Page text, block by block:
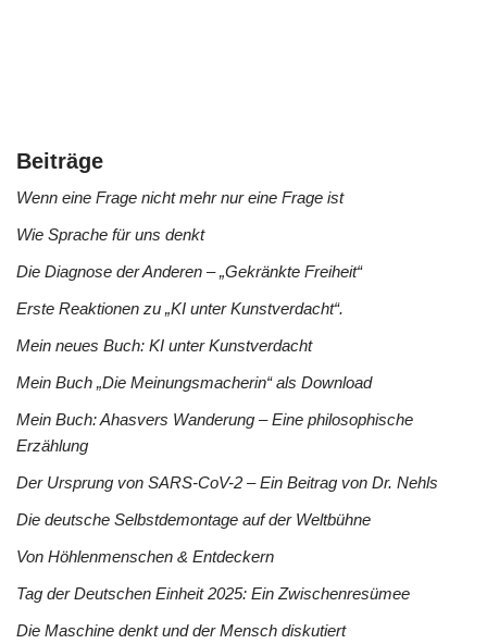
Beiträge
Wenn eine Frage nicht mehr nur eine Frage ist
Wie Sprache für uns denkt
Die Diagnose der Anderen – „Gekränkte Freiheit“
Erste Reaktionen zu „KI unter Kunstverdacht“.
Mein neues Buch: KI unter Kunstverdacht
Mein Buch „Die Meinungsmacherin“ als Download
Mein Buch: Ahasvers Wanderung – Eine philosophische
Erzählung
Der Ursprung von SARS-CoV-2 – Ein Beitrag von Dr. Nehls
Die deutsche Selbstdemontage auf der Weltbühne
Von Höhlenmenschen & Entdeckern
Tag der Deutschen Einheit 2025: Ein Zwischenresümee
Die Maschine denkt und der Mensch diskutiert